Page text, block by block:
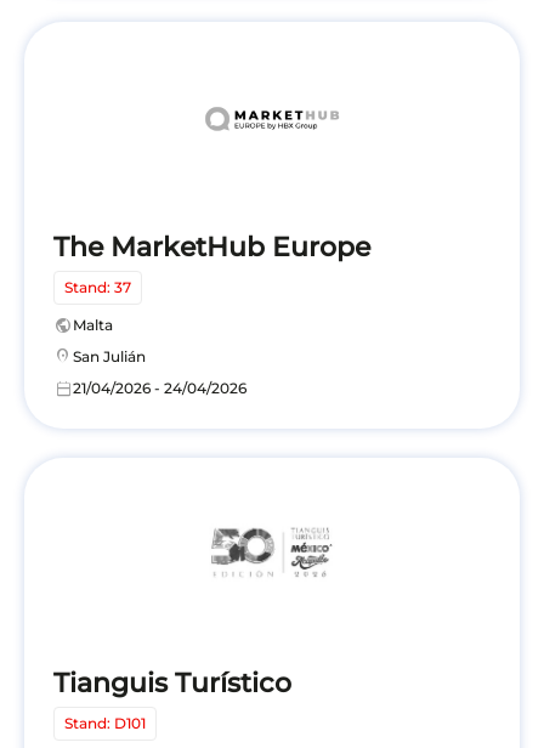
The MarketHub Europe
Stand: 37
public Malta
location_on San Julián
calendar_today21/04/2026 - 24/04/2026
Tianguis Turístico
Stand: D101